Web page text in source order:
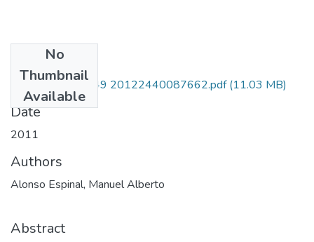
No
Thumbnail
Available
111552128249 20122440087662.pdf(11.03 MB)
Date
2011
Authors
Alonso Espinal, Manuel Alberto
Abstract